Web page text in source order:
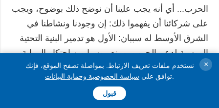
الحرب... أي أنه يجب علينا أن نوضح ذلك بوضوح، ويجب
على شركائنا أن يفهموا ذلك: إن وجودنا ونشاطنا في
الشرق الأوسط له سببان: الأول هو تدمير البنية التحتية
الروسية لدعم الحرب، ومنع روسيا من احتكار الرواية
الإقليمية حول هذه الحرب".
يرى أن السياسة الأوكرانية الحالية في المنطقة "تعاني
نستخدم ملفات تعريف الارتباط. بمواصلة تصفح الموقع، فإنك
توافق على سياسة الخصوصية وحماية البيانات
قبول
×